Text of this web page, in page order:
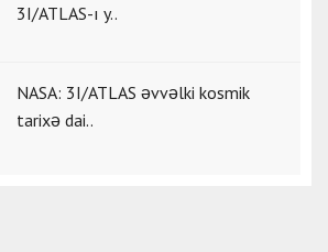
3I/ATLAS-ı y..
NASA: 3I/ATLAS əvvəlki kosmik
tarixə dai..